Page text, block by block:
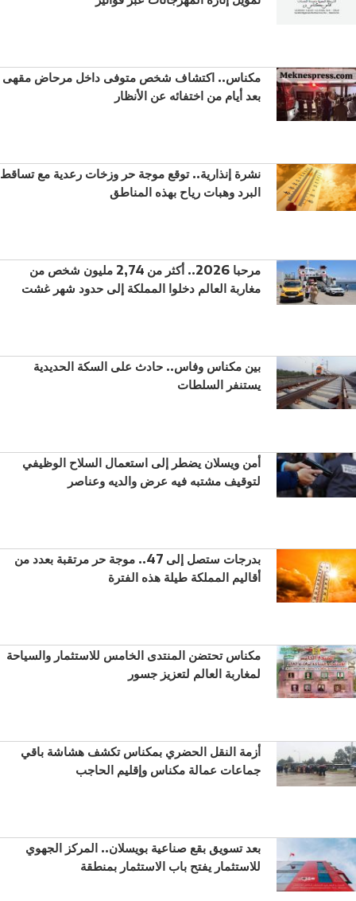
مكناس.. اكتشاف شخص متوفى داخل مرحاض مقهى
بعد أيام من اختفائه عن الأنظار
نشرة إنذارية.. توقع موجة حر وزخات رعدية مع تساقط
البرد وهبات رياح بهذه المناطق
مرحبا 2026.. أكثر من 2,74 مليون شخص من
مغاربة العالم دخلوا المملكة إلى حدود شهر غشت
بين مكناس وفاس.. حادث على السكة الحديدية
يستنفر السلطات
أمن ويسلان يضطر إلى استعمال السلاح الوظيفي
لتوقيف مشتبه فيه عرض والديه وعناصر
بدرجات ستصل إلى 47.. موجة حر مرتقبة بعدد من
أقاليم المملكة طيلة هذه الفترة
مكناس تحتضن المنتدى الخامس للاستثمار والسياحة
لمغاربة العالم لتعزيز جسور
أزمة النقل الحضري بمكناس تكشف هشاشة باقي
جماعات عمالة مكناس وإقليم الحاجب
بعد تسويق بقع صناعية بويسلان.. المركز الجهوي
للاستثمار يفتح باب الاستثمار بمنطقة